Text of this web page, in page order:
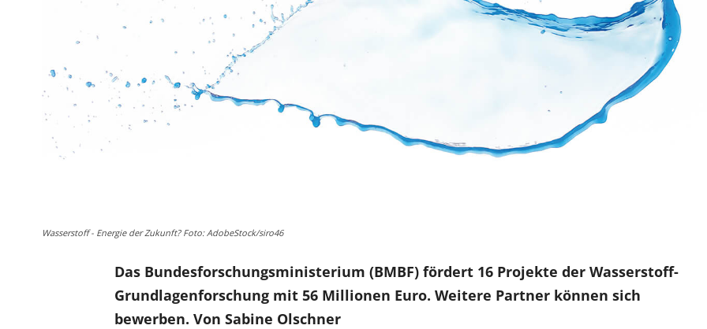
Wasserstoff - Energie der Zukunft? Foto: AdobeStock/siro46
Das Bundesforschungsministerium (BMBF) fördert 16 Projekte der Wasserstoff-
Grundlagenforschung mit 56 Millionen Euro. Weitere Partner können sich
bewerben. Von Sabine Olschner